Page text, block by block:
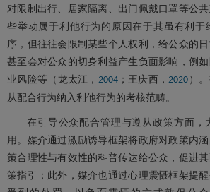
对限制出行、居家隔离、出门佩戴口罩等公
些举动属于利他行为的原因在于其虽有利于
序，但往往会限制某些个人权利，给公众的
甚至会对公众的切身利益产生负面影响，例
业风险等（龙太江， 2004；王庆西， 2020 ）
从配合行为纳入利他行为的考核范畴。
在引导公众配合管理与遵从政策方面，
用。媒介通过激励诱导框架将政府对政策内
策合理性与有效性的科普传达给公众，促进
策指引；此外，媒介也通过心理震慑框架提